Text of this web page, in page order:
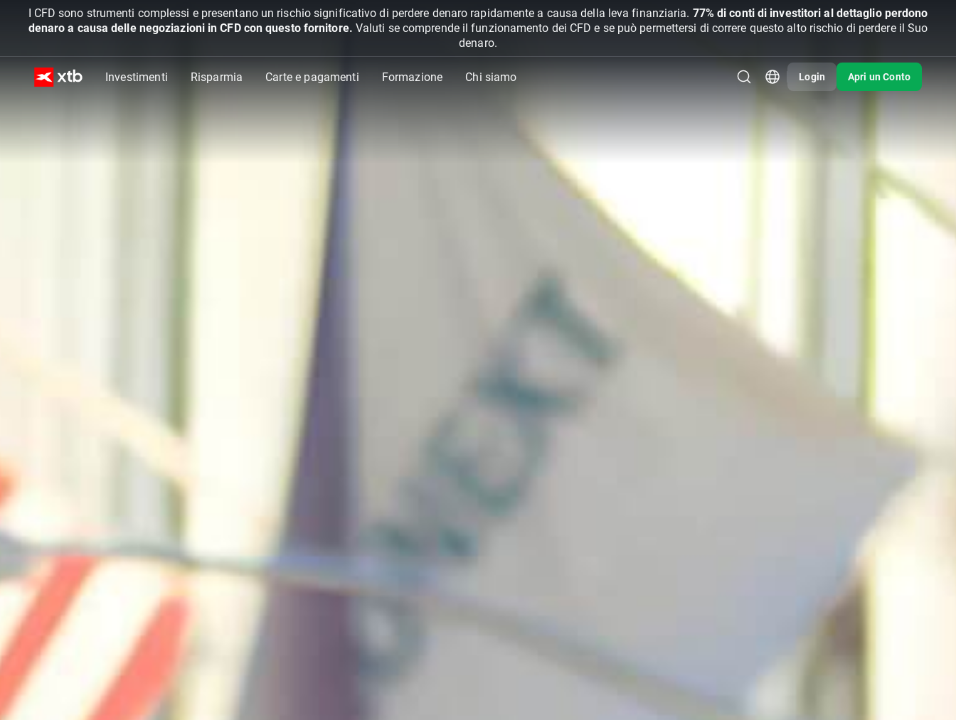
I CFD sono strumenti complessi e presentano un rischio significativo di perdere denaro rapidamente a causa della leva finanziaria. 77% di conti di investitori al dettaglio perdono
denaro a causa delle negoziazioni in CFD con questo fornitore. Valuti se comprende il funzionamento dei CFD e se può permettersi di correre questo alto rischio di perdere il Suo
denaro.
Investimenti Risparmia Carte e pagamenti Formazione Chi siamo Login Apri un Conto